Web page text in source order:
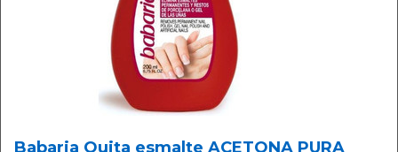
Babaria Quita esmalte ACETONA PURA